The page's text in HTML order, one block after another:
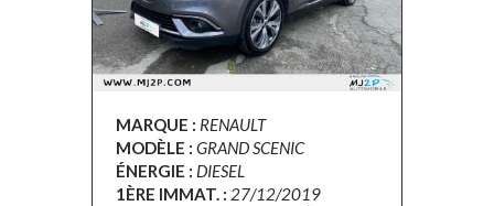
MARQUE : RENAULT
MODÈLE : GRAND SCENIC
ÉNERGIE : DIESEL
1ÈRE IMMAT. : 27/12/2019